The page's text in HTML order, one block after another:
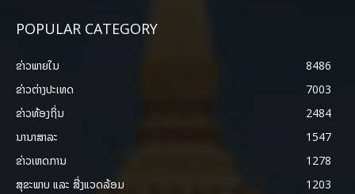
POPULAR CATEGORY
ຂ່າວພາຍ​ໃນ
8486
ຂ່າວຕ່າງປະເທດ
7003
ຂ່າວທ້ອງຖິ່ນ
2484
ນານາສາລະ
1547
ຂ່າວເຫດການ
1278
ສຸຂະພາບ ແລະ ສີ່ງແວດລ້ອມ
1203